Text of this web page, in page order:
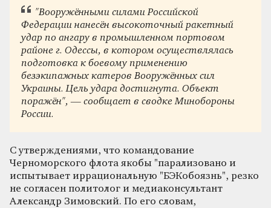
"Вооружёнными силами Российской
Федерации нанесён высокоточный ракетный
удар по ангару в промышленном портовом
районе г. Одессы, в котором осуществлялась
подготовка к боевому применению
безэкипажных катеров Вооружённых сил
Украины. Цель удара достигнута. Объект
поражён", — сообщает в сводке Минобороны
России.
С утверждениями, что командование
Черноморского флота якобы "парализовано и
испытывает иррациональную "БЭКобоязнь", резко
не согласен политолог и медиаконсультант
Александр Зимовский. По его словам,